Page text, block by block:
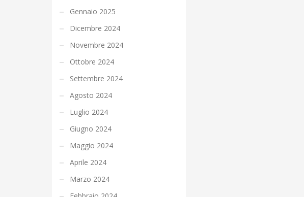
Gennaio 2025
Dicembre 2024
Novembre 2024
Ottobre 2024
Settembre 2024
Agosto 2024
Luglio 2024
Giugno 2024
Maggio 2024
Aprile 2024
Marzo 2024